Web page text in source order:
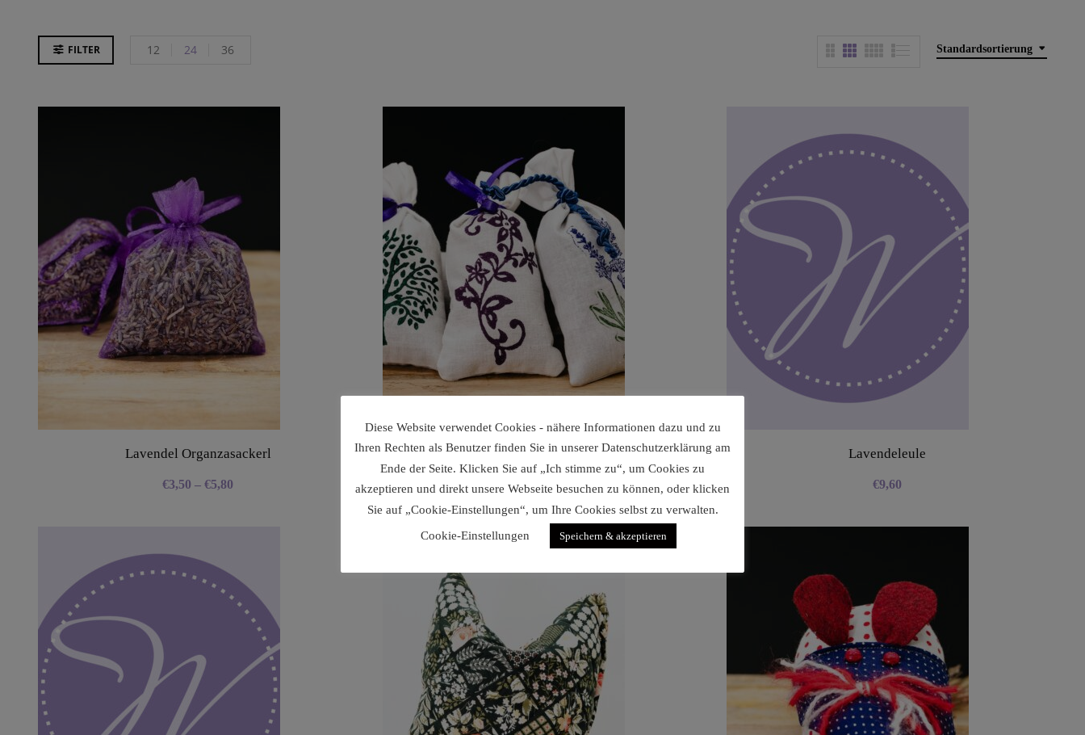
FILTER Standardsortierung
12 24 36
Lavendel Organzasackerl
€3,50 –€5,80
Lavendel Ziersackerl
€4,80–€ 9,10
Lavendeleule
€9,60
Diese Website verwendet Cookies - nähere Informationen dazu und zu
Ihren Rechten als Benutzer finden Sie in unserer Datenschutzerklärung am
Ende der Seite. Klicken Sie auf „Ich stimme zu“, um Cookies zu
akzeptieren und direkt unsere Webseite besuchen zu können, oder klicken
Sie auf „Cookie-Einstellungen“, um Ihre Cookies selbst zu verwalten.
Cookie-Einstellungen
Speichern & akzeptieren